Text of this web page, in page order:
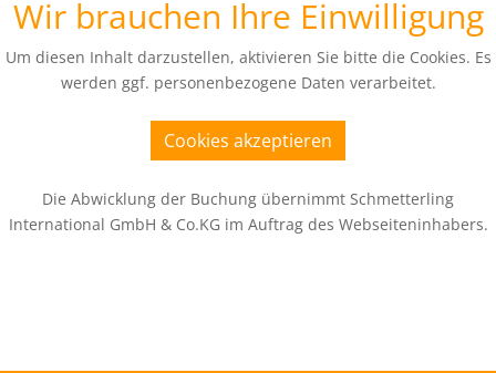
Wir brauchen Ihre Einwilligung
Um diesen Inhalt darzustellen, aktivieren Sie bitte die Cookies. Es
werden ggf. personenbezogene Daten verarbeitet.
Cookies akzeptieren
Die Abwicklung der Buchung übernimmt Schmetterling
International GmbH & Co.KG im Auftrag des Webseiteninhabers.